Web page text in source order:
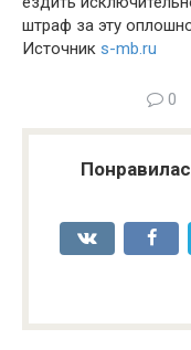
штраф за эту
Источник s-mb.ru
0